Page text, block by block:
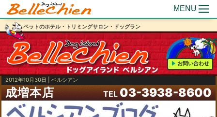
MENU
ペットのホテル・トリミングサロン・ドッグラン
お問い合わせ
2012年10月30日 | ベルシアン
成増本店 TEL 03-3938-8600